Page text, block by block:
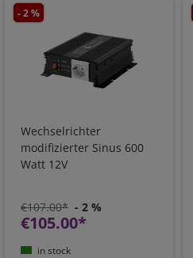
- 2 %
Wechselrichter
modifizierter Sinus 600
Watt 12V
€107.00* - 2 %
€105.00*
in stock